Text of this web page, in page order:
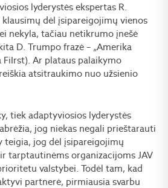
lyderystės ekspertas R.
klausimų dėl įsipareigojimų vienos
nekyla, tačiau netikrumo įnešė
D. Trumpo frazė – „Amerika
FiIrst). Ar plataus palaikymo
atsitraukimo nuo užsienio
tiek adaptyviosios lyderystės
jog niekas negali prieštarauti
teigia, jog dėl įsipareigojimų
tarptautinėms organizacijoms JAV
valstybei. Todėl tam, kad
partnerė, pirmiausia svarbu